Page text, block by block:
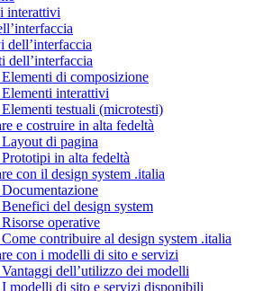
interattivi
dell’interfaccia
dell’interfaccia
di composizione
interattivi
testuali (microtesti)
e costruire in alta fedeltà
di pagina
in alta fedeltà
con il design system .italia
del design system
operative
contribuire al design system .italia
con i modelli di sito e servizi
dell’utilizzo dei modelli
modelli di sito e servizi disponibili